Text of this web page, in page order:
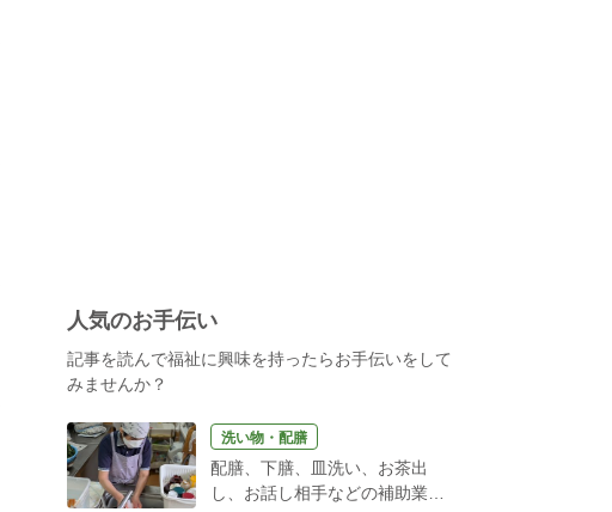
人気のお手伝い
記事を読んで福祉に興味を持ったらお手伝いをして
みませんか？
洗い物・配膳
配膳、下膳、皿洗い、お茶出
し、お話し相手などの補助業務